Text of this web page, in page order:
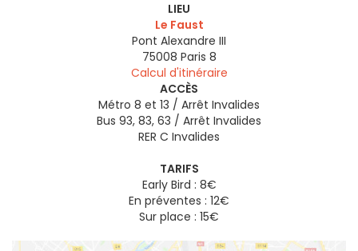
LIEU
Le Faust
Pont Alexandre III
75008 Paris 8
Calcul d'itinéraire
ACCÈS
Métro 8 et 13 / Arrêt Invalides
Bus 93, 83, 63 / Arrêt Invalides
RER C Invalides
TARIFS
Early Bird : 8€
En préventes : 12€
Sur place : 15€